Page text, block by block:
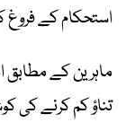
استحکام کے
ماہرین کے مطابق
تناؤ کم کرنے کی